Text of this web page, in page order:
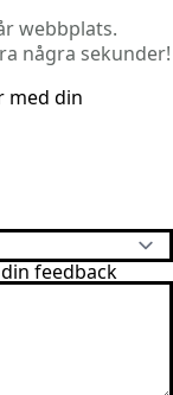
webbplats.
några sekunder!
med din
feedback